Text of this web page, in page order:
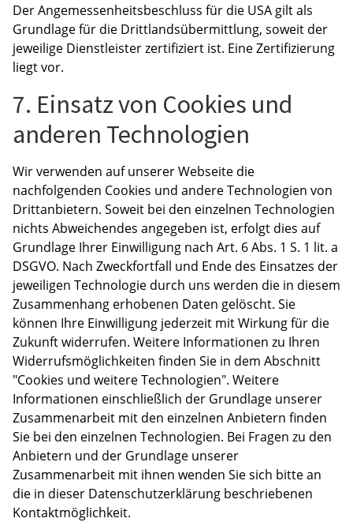
Der Angemessenheitsbeschluss für die USA gilt als
Grundlage für die Drittlandsübermittlung, soweit der
jeweilige Dienstleister zertifiziert ist. Eine Zertifizierung
liegt vor.
7. Einsatz von Cookies und
anderen Technologien
Wir verwenden auf unserer Webseite die
nachfolgenden Cookies und andere Technologien von
Drittanbietern. Soweit bei den einzelnen Technologien
nichts Abweichendes angegeben ist, erfolgt dies auf
Grundlage Ihrer Einwilligung nach Art. 6 Abs. 1 S. 1 lit. a
DSGVO. Nach Zweckfortfall und Ende des Einsatzes der
jeweiligen Technologie durch uns werden die in diesem
Zusammenhang erhobenen Daten gelöscht. Sie
können Ihre Einwilligung jederzeit mit Wirkung für die
Zukunft widerrufen. Weitere Informationen zu Ihren
Widerrufsmöglichkeiten finden Sie in dem Abschnitt
"Cookies und weitere Technologien". Weitere
Informationen einschließlich der Grundlage unserer
Zusammenarbeit mit den einzelnen Anbietern finden
Sie bei den einzelnen Technologien. Bei Fragen zu den
Anbietern und der Grundlage unserer
Zusammenarbeit mit ihnen wenden Sie sich bitte an
die in dieser Datenschutzerklärung beschriebenen
Kontaktmöglichkeit.